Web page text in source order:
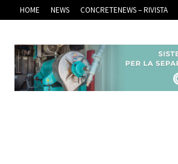
HOME NEWS CONCRETENEWS – RIVISTA